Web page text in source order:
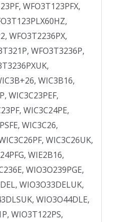
WFO3T123PFX,
WFO3T2236PX,
WFO3T3236P,
WIC3B16,
WIC3C23PEF,
WIC3C24PE,
WIC3C26,
WIC3C26UK,
WIE2B16,
WIO3O239PGE,
WIO3O33DELUK,
WIO3O44DLE,
WIO3T122PS,